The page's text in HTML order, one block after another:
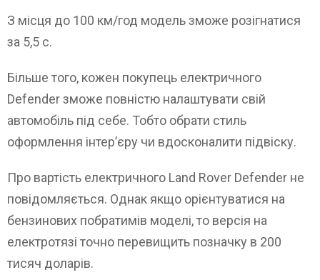
З місця до 100 км/год модель зможе розігнатися
за 5,5 с.
Більше того, кожен покупець електричного
Defender зможе повністю налаштувати свій
автомобіль під себе. Тобто обрати стиль
оформлення інтер’єру чи вдосконалити підвіску.
Про вартість електричного Land Rover Defender не
повідомляється. Однак якщо орієнтуватися на
бензинових побратимів моделі, то версія на
електротязі точно перевищить позначку в 200
тисяч доларів.